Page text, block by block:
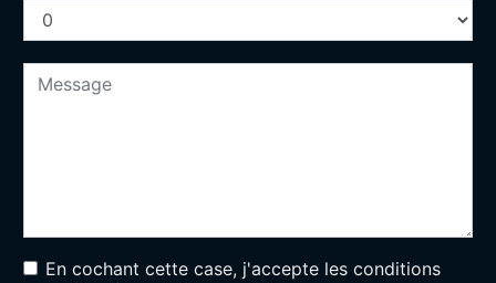
En cochant cette case, j'accepte les conditions